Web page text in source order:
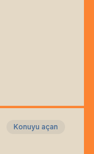
Konuyu açan